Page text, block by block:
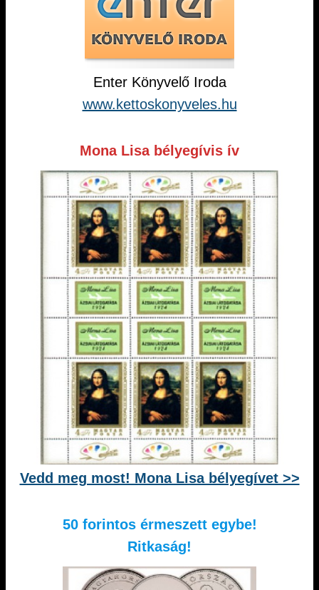
Enter Könyvelő Iroda
www.kettoskonyveles.hu
Mona Lisa bélyegívis ív
Vedd meg most! Mona Lisa bélyegívet >>
50 forintos érmeszett egybe!
Ritkaság!